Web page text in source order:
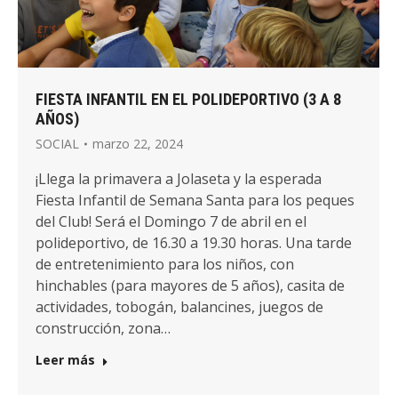
FIESTA INFANTIL EN EL POLIDEPORTIVO (3 A 8
AÑOS)
SOCIAL marzo 22, 2024
¡Llega la primavera a Jolaseta y la esperada
Fiesta Infantil de Semana Santa para los peques
del Club! Será el Domingo 7 de abril en el
polideportivo, de 16.30 a 19.30 horas. Una tarde
de entretenimiento para los niños, con
hinchables (para mayores de 5 años), casita de
actividades, tobogán, balancines, juegos de
construcción, zona…
Leer más